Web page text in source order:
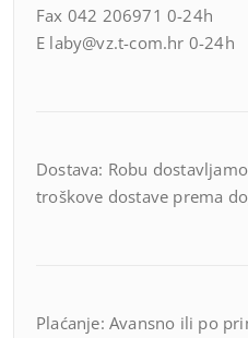
Fax 042 206971 0-24h
E laby@vz.t-com.hr 0-24h
Dostava: Robu
troškove dostave prema
Plaćanje: Avansno ili po